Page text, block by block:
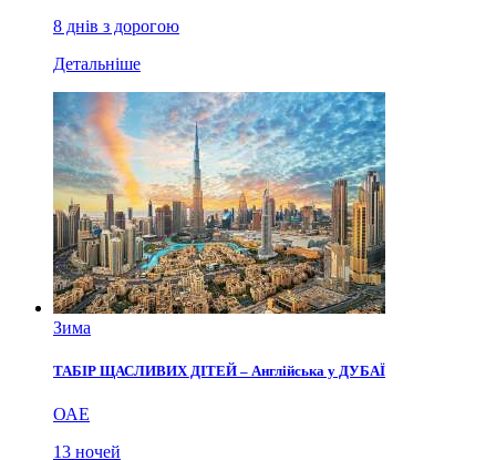
8 днів з дорогою
Детальніше
Зима
ТАБІР ЩАСЛИВИХ ДІТЕЙ – Англійська у ДУБАЇ
ОАЕ
13 ночей